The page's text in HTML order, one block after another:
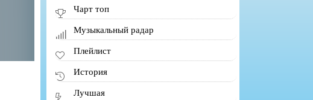
Чарт топ
Музыкальный радар
Плейлист
История
Лучшая